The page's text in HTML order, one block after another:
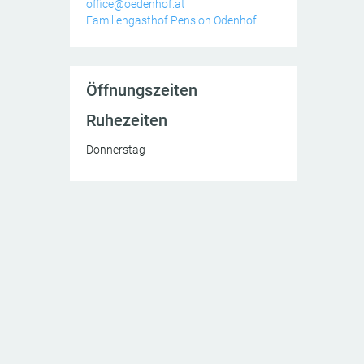
office@oedenhof.at
Familiengasthof Pension Ödenhof
Öffnungszeiten
Ruhezeiten
Donnerstag